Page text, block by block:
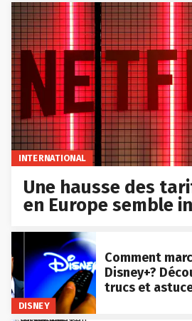
INTERNATIONAL
Une hausse des
en Europe semble
DISNEY
Comment
Disney+?
trucs et